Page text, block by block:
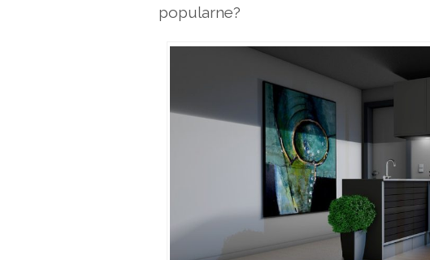
popularne?